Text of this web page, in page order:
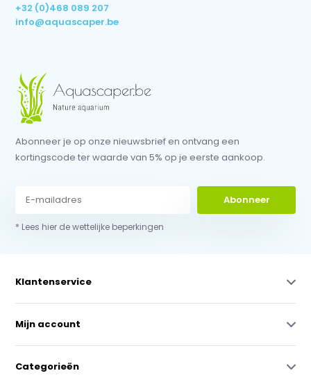
+32 (0)468 089 207
info@aquascaper.be
Abonneer je op onze nieuwsbrief en ontvang een
kortingscode ter waarde van 5% op je eerste aankoop.
Abonneer
* Lees hier de wettelijke beperkingen
Klantenservice
Mijn account
Categorieën